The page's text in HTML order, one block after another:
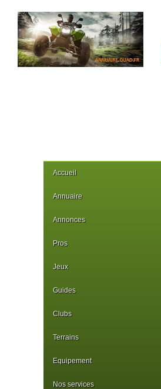
Accueil
Annuaire
Annonces
Pros
Jeux
Guides
Clubs
Terrains
Equipement
Nos services